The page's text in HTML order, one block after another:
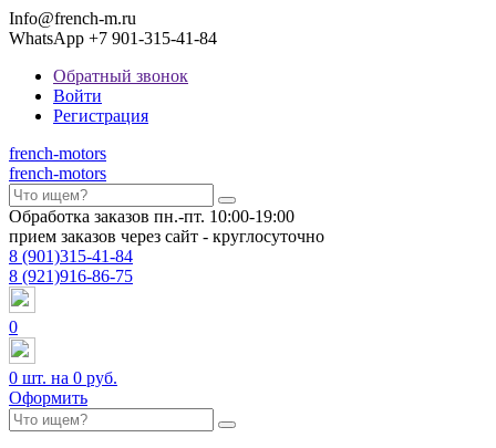
Info@french-m.ru
WhatsApp +7 901-315-41-84
Обратный звонок
Войти
Регистрация
french-motors
french-motors
Обработка заказов пн.-пт. 10:00-19:00
прием заказов через сайт - круглосуточно
8 (901)315-41-84
8 (921)916-86-75
0
0 шт. на 0 руб.
Оформить